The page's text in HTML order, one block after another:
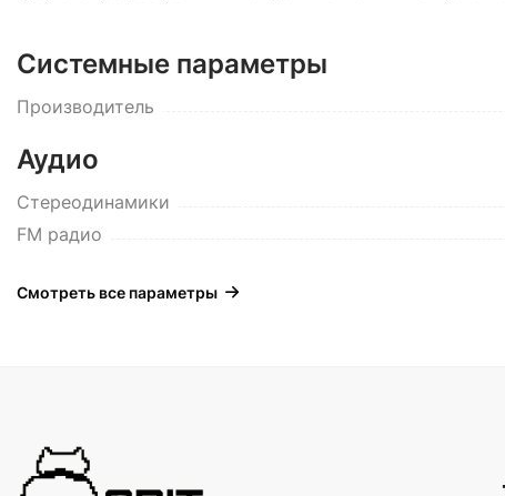
Системные параметры
Производитель
Аудио
Стереодинамики
FM радио
Смотреть все параметры